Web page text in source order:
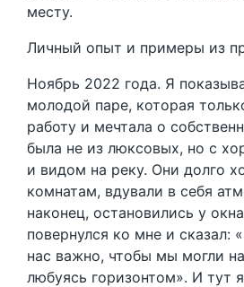
месту.
Личный опыт и примеры из
Ноябрь 2022 года. Я
молодой паре, которая
работу и мечтала о
была не из люксовых, но с
и видом на реку. Они долго
комнатам, вдували в себя
наконец, остановились у
повернулся ко мне и сказал:
нас важно, чтобы мы могли
любуясь горизонтом». И тут